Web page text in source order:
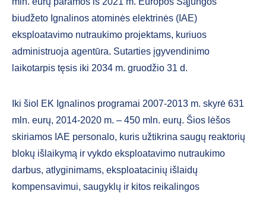
biudžeto Ignalinos atominės elektrinės (IAE)
eksploatavimo nutraukimo projektams, kuriuos
administruoja agentūra. Sutarties įgyvendinimo
laikotarpis tęsis iki 2034 m. gruodžio 31 d.
Iki šiol EK Ignalinos programai 2007-2013 m. skyrė 631
mln. eurų, 2014-2020 m. – 450 mln. eurų. Šios lėšos
skiriamos IAE personalo, kuris užtikrina saugų reaktorių
blokų išlaikymą ir vykdo eksploatavimo nutraukimo
darbus, atlyginimams, eksploatacinių išlaidų
kompensavimui, saugyklų ir kitos reikalingos